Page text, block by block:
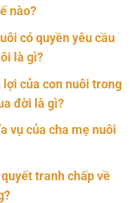
nào?
có quyền yêu cầu
là gì?
của con nuôi trong
đời là gì?
vụ của cha mẹ nuôi
tranh chấp về